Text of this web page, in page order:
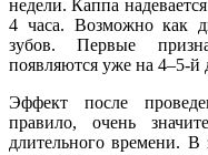
недели. Каппа
4 часа. Возможно как
зубов. Первые
появляются уже на 4–5-й
Эффект после
правило, очень
длительного времени. В